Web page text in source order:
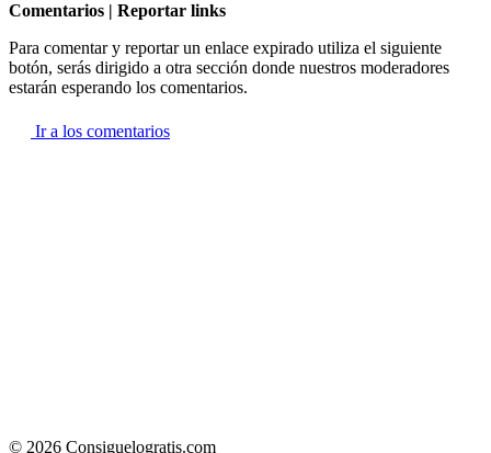
Comentarios | Reportar links
Para comentar y reportar un enlace expirado utiliza el siguiente
botón, serás dirigido a otra sección donde nuestros moderadores
estarán esperando los comentarios.
Ir a los comentarios
© 2026 Consiguelogratis.com